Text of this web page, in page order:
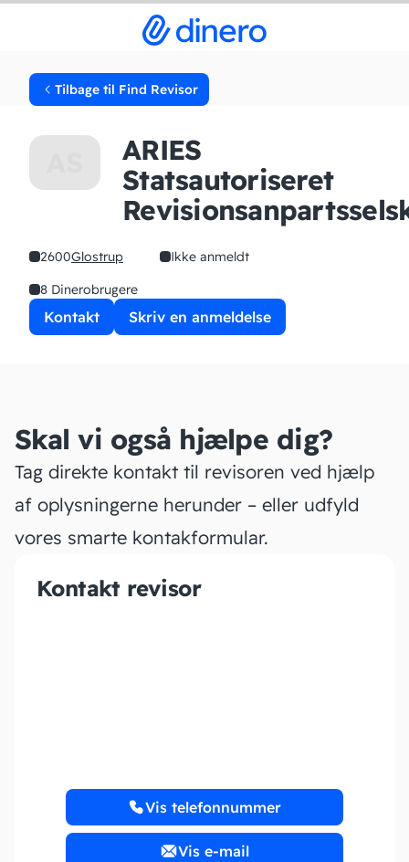
Tilbage til Find Revisor
ARIES
Statsautoriseret
2600Glostrup
Ikke anmeldt
8 Dinerobrugere
Kontakt Skriv en anmeldelse
Skal vi også hjælpe dig?
Tag direkte kontakt til revisoren ved hjælp
af oplysningerne herunder – eller udfyld
vores smarte kontakformular.
Kontakt revisor
Vis telefonnummer
Vis e-mail